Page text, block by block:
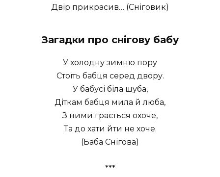
Двір прикрасив… (Сніговик)
Загадки про снігову бабу
У холодну зимню пору
Стоїть бабця серед двору.
У бабусі біла шуба,
Діткам бабця мила й люба,
З ними грається охоче,
Та до хати йти не хоче.
(Баба Снігова)
***